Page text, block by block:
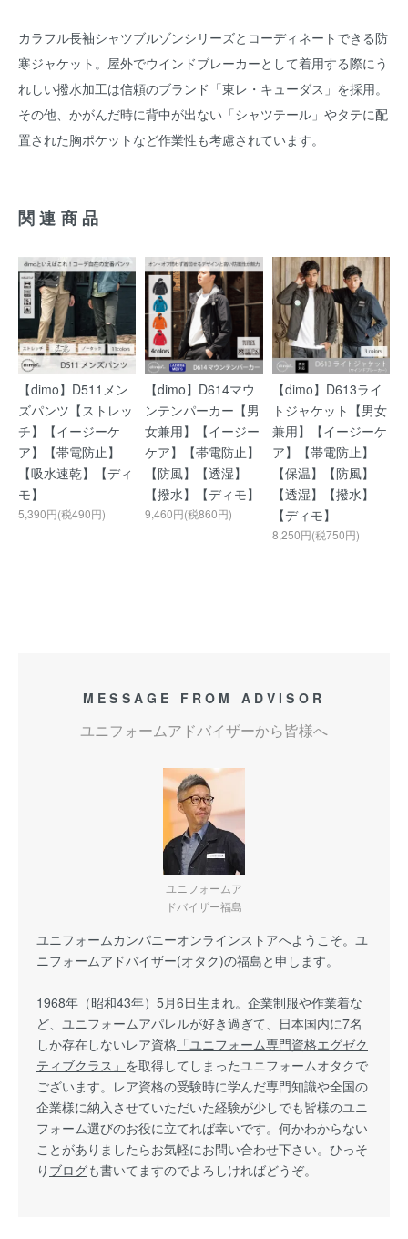
カラフル長袖シャツブルゾンシリーズとコーディネートできる防
寒ジャケット。屋外でウインドブレーカーとして着用する際にう
れしい撥水加工は信頼のブランド「東レ・キューダス」を採用。
その他、かがんだ時に背中が出ない「シャツテール」やタテに配
置された胸ポケットなど作業性も考慮されています。
関連商品
【dimo】D511メン
ズパンツ【ストレッ
チ】【イージーケ
ア】【帯電防止】
【吸水速乾】【ディ
モ】
5,390円(税490円)
【dimo】D614マウ
ンテンパーカー【男
女兼用】【イージー
ケア】【帯電防止】
【防風】【透湿】
【撥水】【ディモ】
9,460円(税860円)
【dimo】D613ライ
トジャケット【男女
兼用】【イージーケ
ア】【帯電防止】
【保温】【防風】
【透湿】【撥水】
【ディモ】
8,250円(税750円)
MESSAGE FROM ADVISOR
ユニフォームアドバイザーから皆様へ
ユニフォームア
ドバイザー福島
ユニフォームカンパニーオンラインストアへようこそ。ユ
ニフォームアドバイザー(オタク)の福島と申します。
1968年（昭和43年）5月6日生まれ。企業制服や作業着な
ど、ユニフォームアパレルが好き過ぎて、日本国内に7名
しか存在しないレア資格 「ユニフォーム専門資格エグゼク
ティブクラス」 を取得してしまったユニフォームオタクで
ございます。レア資格の受験時に学んだ専門知識や全国の
企業様に納入させていただいた経験が少しでも皆様のユニ
フォーム選びのお役に立てれば幸いです。何かわからない
ことがありましたらお気軽にお問い合わせ下さい。ひっそ
り ブログも書いてますのでよろしければどうぞ。